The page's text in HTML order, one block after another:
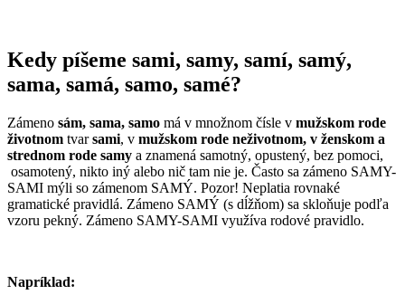
Kedy píšeme sami, samy, samí, samý,
sama, samá, samo, samé?
Zámeno sám, sama, samo má v množnom čísle v mužskom rode
životnom tvarsami, v mužskom rode neživotnom, v ženskom a
strednom rode samy a znamená samotný, opustený, bez pomoci,
osamotený, nikto iný alebo nič tam nie je. Často sa zámeno SAMY-
SAMI mýli so zámenom SAMÝ. Pozor! Neplatia rovnaké
gramatické pravidlá. Zámeno SAMÝ (s dĺžňom) sa skloňuje podľa
vzoru pekný. Zámeno SAMY-SAMI využíva rodové pravidlo.
Napríklad: